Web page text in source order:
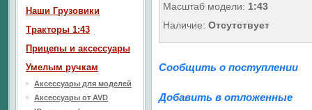
Масштаб модели: 1:43
Наличие: Отсутствует
Сообщить о поступлении
Добавить в отложенные
Наши Грузовики
Тракторы 1:43
Прицепы и аксессуары
Умелым ручкам
Аксессуары для моделей
Аксессуары от AVD